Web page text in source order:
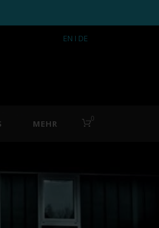
EN I DE
MEHR 0